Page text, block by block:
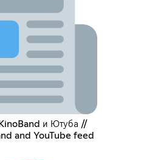
и Ютуба //
and YouTube feed